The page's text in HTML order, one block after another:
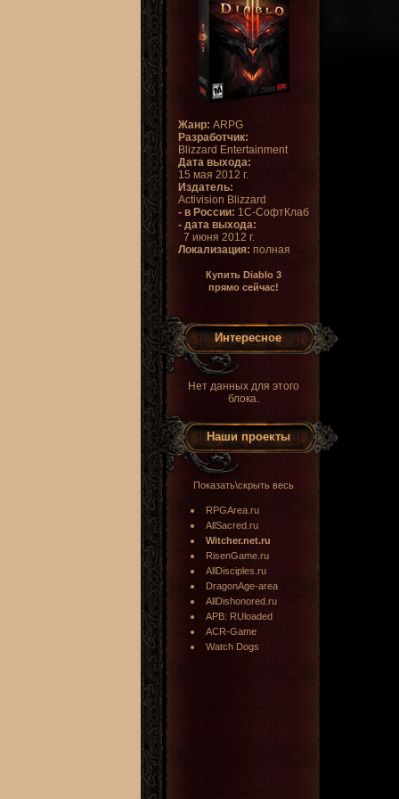
Жанр: ARPG
Разработчик:
Blizzard Entertainment
Дата выхода:
15 мая 2012 г.
Издатель:
Activision Blizzard
- в России: 1С-СофтКлаб
- дата выхода:
7 июня 2012 г.
Локализация: полная
Купить Diablo 3
прямо сейчас!
Интересное
Нет данных для этого
блока.
Наши проекты
Показать\скрыть весь
RPGArea.ru
AllSacred.ru
Witcher.net.ru
RisenGame.ru
AllDisciples.ru
DragonAge-area
AllDishonored.ru
APB: RUloaded
ACR-Game
Watch Dogs